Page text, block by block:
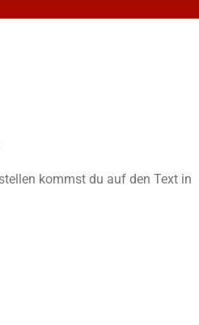
kommst du auf den Text in